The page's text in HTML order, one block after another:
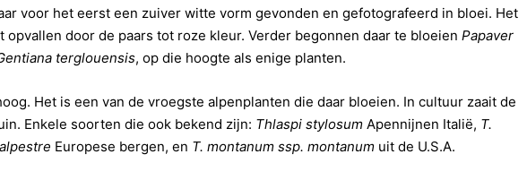
voor het eerst een zuiver witte vorm gevonden en gefotografeerd in bloei. Het
door de paars tot roze kleur. Verder begonnen daar te bloeien Papaver
terglouensis, op die hoogte als enige planten.
Het is een van de vroegste alpenplanten die daar bloeien. In cultuur zaait de
Enkele soorten die ook bekend zijn: Thlaspi stylosum Apennijnen Italië, T.
Europese bergen, en T. montanum ssp. montanum uit de U.S.A.